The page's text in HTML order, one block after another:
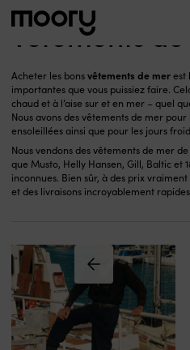
pour :
Vêtements de
Acheter les bonsvêtements de merest
importantes que vous puissiez faire.
chaud et à l’aise sur et en mer – quel
Nous avons des vêtements de mer
ensoleillées ainsi que pour les jours
Nous vendons des vêtements de mer
que Musto, Helly Hansen, Gill, Baltic et
inconnues. Bien sûr, à des prix
et des livraisons incroyablement